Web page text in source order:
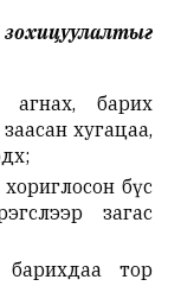
агнах, барих
заасан хугацаа,
бүс
загас
барихдаа тор